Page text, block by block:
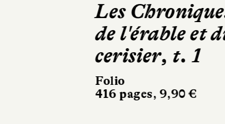
Les
de l'érable et
cerisier, t. 1
Folio
416 pages, 9,90 €